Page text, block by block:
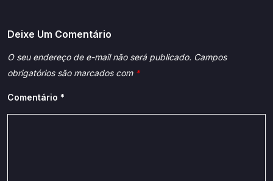
Deixe Um Comentário
O seu endereço de e-mail não será publicado. Campos
obrigatórios são marcados com *
Comentário *